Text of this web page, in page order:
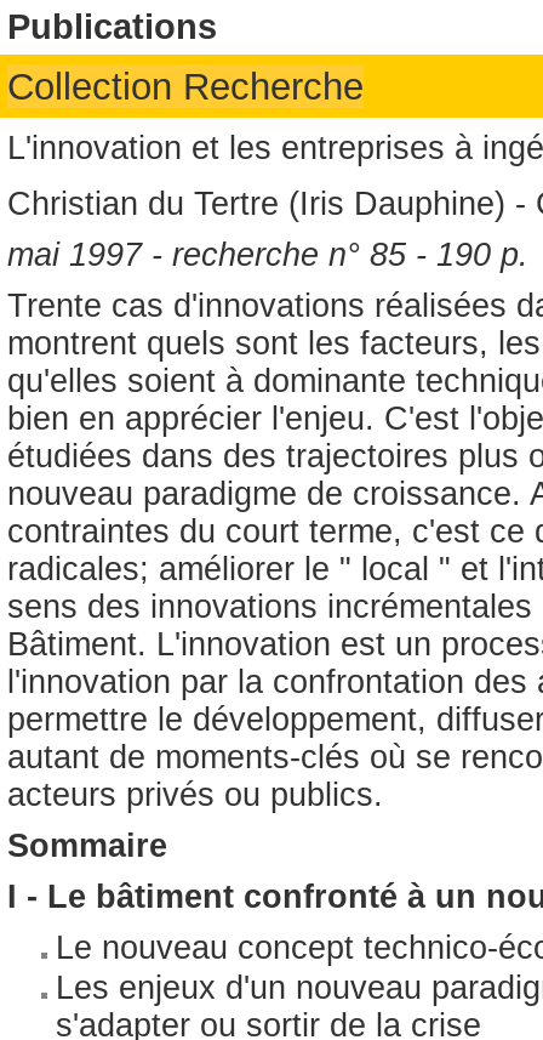
Publications
Collection Recherche
L'innovation et les entreprises à
Christian du Tertre (Iris Dauphine)
mai 1997 - recherche n° 85 - 190 p.
Trente cas d'innovations réalisées
montrent quels sont les facteurs,
qu'elles soient à dominante
bien en apprécier l'enjeu. C'est
étudiées dans des trajectoires plus
nouveau paradigme de croissance.
contraintes du court terme, c'est ce
radicales; améliorer le " local " et
sens des innovations
Bâtiment. L'innovation est un
l'innovation par la confrontation
permettre le développement,
autant de moments-clés où se
acteurs privés ou publics.
Sommaire
I - Le bâtiment confronté à un
Le nouveau concept technico-
Les enjeux d'un nouveau
s'adapter ou sortir de la crise